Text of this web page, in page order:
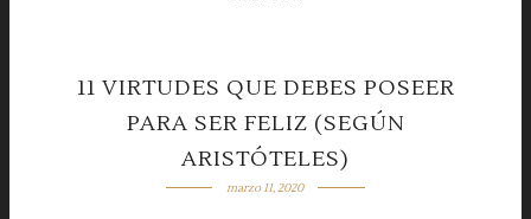
11 VIRTUDES QUE DEBES POSEER
PARA SER FELIZ (SEGÚN
ARISTÓTELES)
marzo 11, 2020